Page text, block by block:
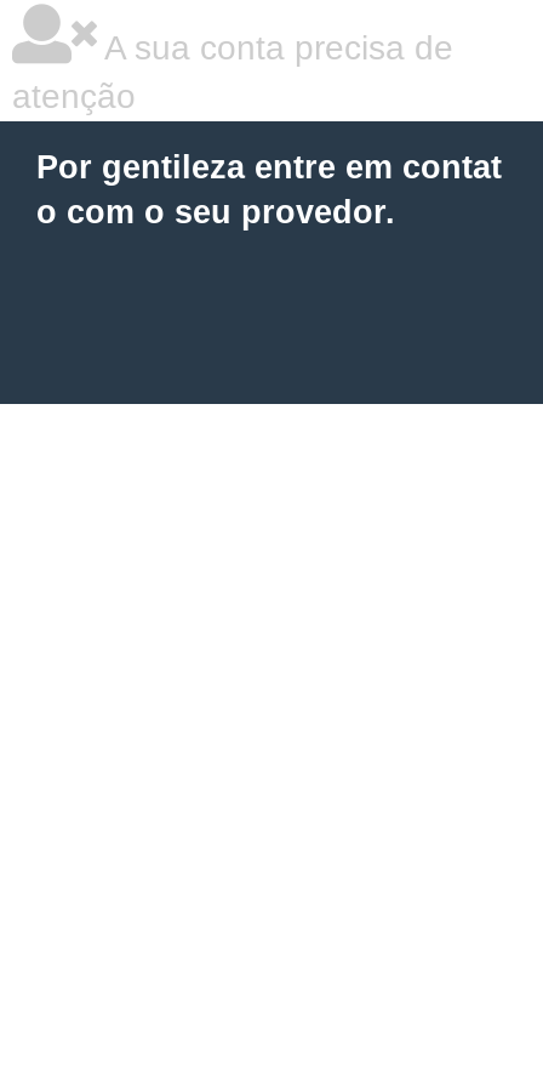
A sua conta precisa de
atenção
Por gentileza entre em contat
o com o seu provedor.